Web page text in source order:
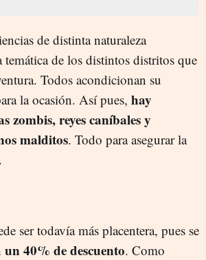
de distinta naturaleza
temática de los distintos distritos que
Todos acondicionan su
la ocasión. Así pues, hay
zombis, reyes caníbales y
malditos. Todo para asegurar la
ser todavía más placentera, pues se
un 40% de descuento. Como